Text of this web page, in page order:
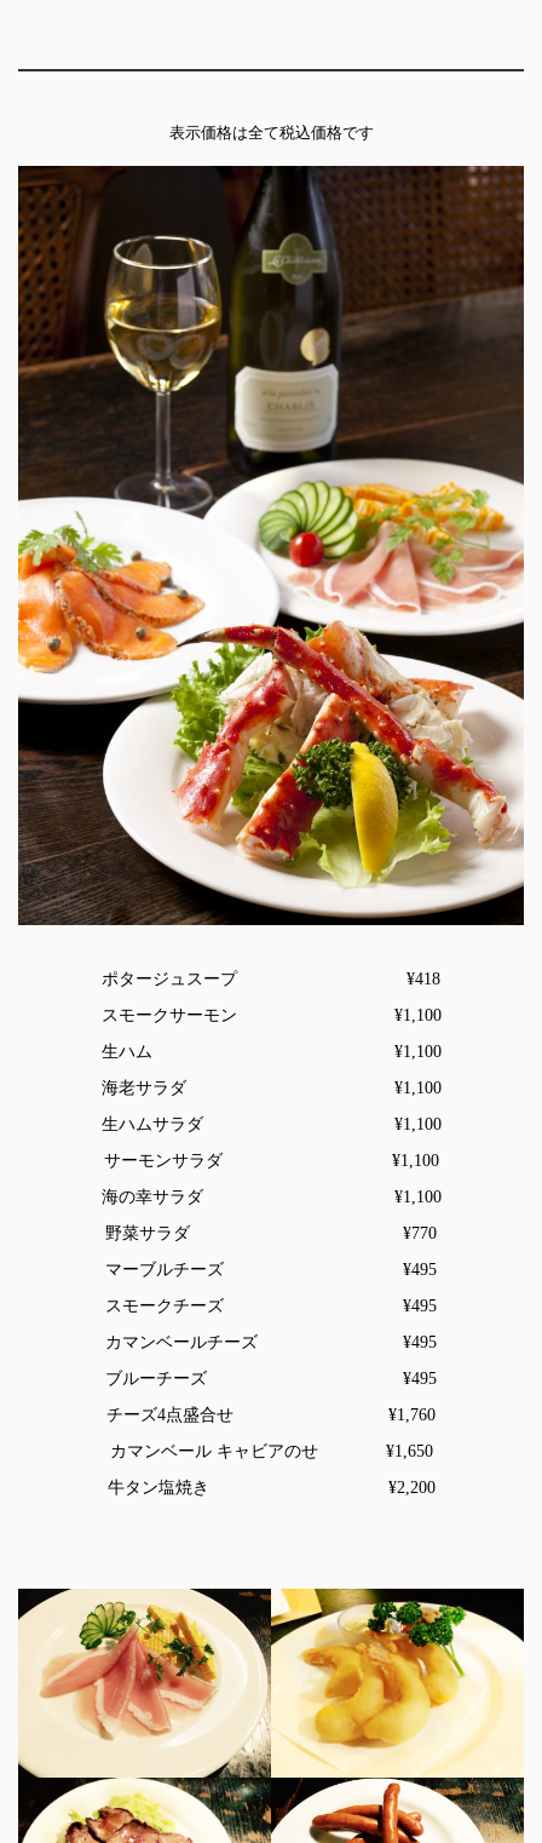
表示価格は全て税込価格です
ポタージュスープ ¥418
スモークサーモン ¥1,100
生ハム ¥1,100
海老サラダ ¥1,100
生ハムサラダ ¥1,100
サーモンサラダ ¥1,100
海の幸サラダ ¥1,100
野菜サラダ ¥770
マーブルチーズ ¥495
スモークチーズ ¥495
カマンベールチーズ ¥495
ブルーチーズ ¥495
チーズ4点盛合せ ¥1,760
カマンベール キャビアのせ ¥1,650
牛タン塩焼き ¥2,200